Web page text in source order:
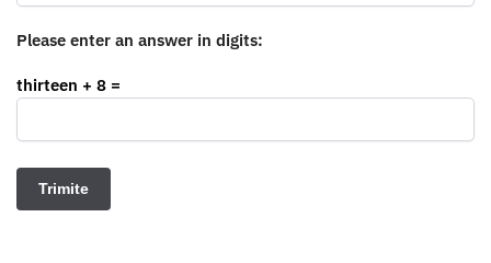
Please enter an answer in digits:
thirteen + 8 =